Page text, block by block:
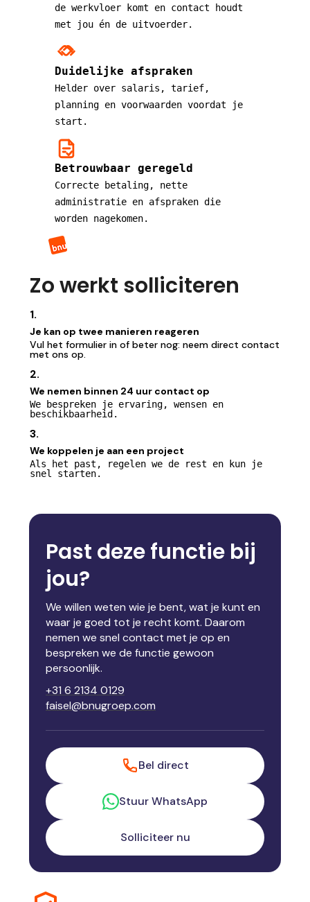
de werkvloer komt en contact houdt
met jou én de uitvoerder.
Duidelijke afspraken
Helder over salaris, tarief,
planning en voorwaarden voordat je
start.
Betrouwbaar geregeld
Correcte betaling, nette
administratie en afspraken die
worden nagekomen.
Zo werkt solliciteren
1.
Je kan op twee manieren reageren
Vul het formulier in of beter nog: neem direct contact
met ons op.
2.
We nemen binnen 24 uur contact op
We bespreken je ervaring, wensen en
beschikbaarheid.
3.
We koppelen je aan een project
Als het past, regelen we de rest en kun je
snel starten.
Past deze functie bij
jou?
We willen weten wie je bent, wat je kunt en
waar je goed tot je recht komt. Daarom
nemen we snel contact met je op en
bespreken we de functie gewoon
persoonlijk.
+31 6 2134 0129
faisel@bnugroep.com
Bel direct
Stuur WhatsApp
Solliciteer nu